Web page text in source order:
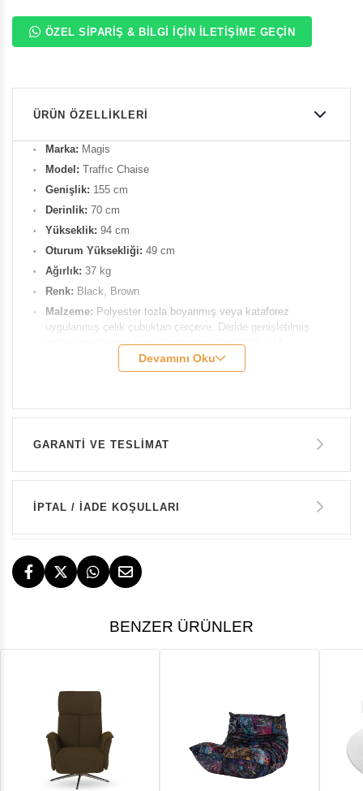
ÖZEL SIPARIŞ & BILGI İÇIN İLETIŞIME GEÇIN
ÜRÜN ÖZELLIKLERI
Marka: Magis
Model: Traffıc Chaise
Genişlik: 155 cm
Derinlik: 70 cm
Yükseklik: 94 cm
Oturum Yüksekliği: 49 cm
Ağırlık: 37 kg
Renk: Black, Brown
Malzeme: Polyester tozla boyanmış veya kataforez
uygulanmış çelik çubuktan çerçeve. Deride genişletilmiş
poliüretan döşeme veya kumaştan çıkarılabilir kılıf
Konstantin Grcic
Devamını Oku
GARANTİ VE TESLİMAT
GARANTİ
İPTAL / İADE KOŞULLARI
GERİ ÖDEMELER
BENZER ÜRÜNLER